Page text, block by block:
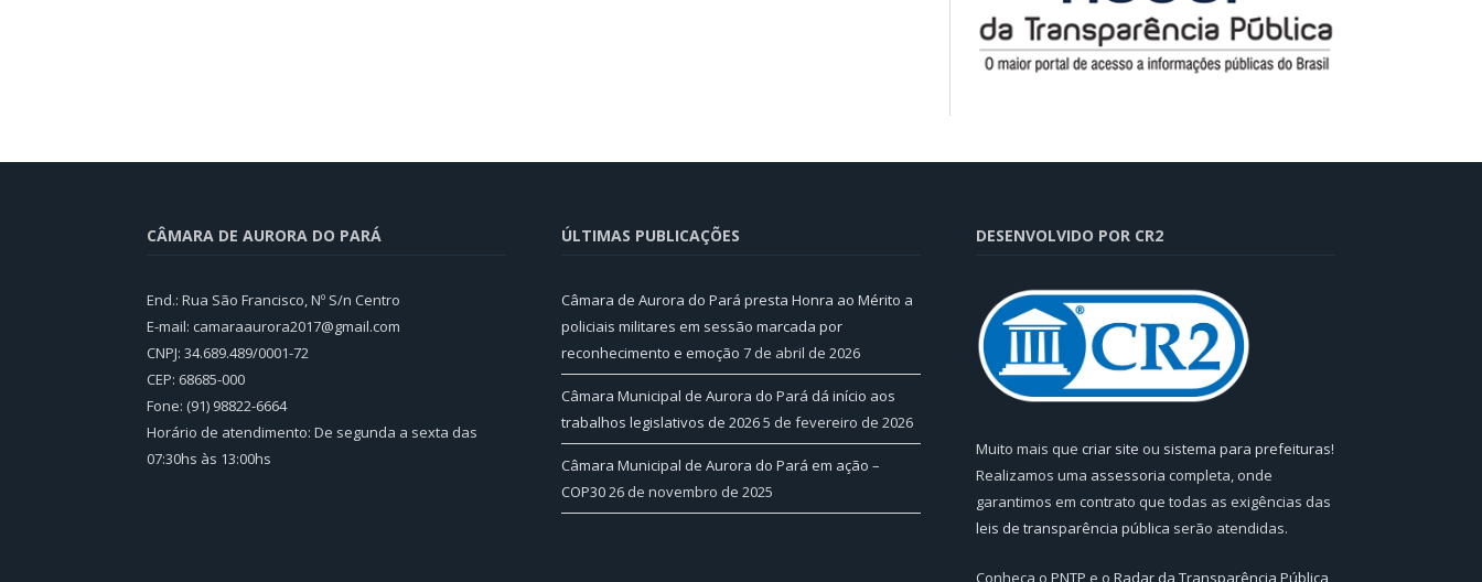
CÂMARA DE AURORA DO PARÁ
End.: Rua São Francisco, Nº S/n Centro
E-mail: camaraaurora2017@gmail.com
CNPJ: 34.689.489/0001-72
CEP: 68685-000
Fone: (91) 98822-6664
Horário de atendimento: De segunda a sexta das
07:30hs às 13:00hs
ÚLTIMAS PUBLICAÇÕES
Câmara de Aurora do Pará presta Honra ao Mérito a
policiais militares em sessão marcada por
reconhecimento e emoção 7 de abril de 2026
Câmara Municipal de Aurora do Pará dá início aos
trabalhos legislativos de 20265 de fevereiro de 2026
Câmara Municipal de Aurora do Pará em ação –
COP3026 de novembro de 2025
DESENVOLVIDO POR CR2
Muito mais que criar site ou sistema para prefeituras!
Realizamos uma assessoria completa, onde
garantimos em contrato que todas as exigências das
leis de transparência pública serão atendidas.
Conheça o PNTP e o Radar da Transparência Pública